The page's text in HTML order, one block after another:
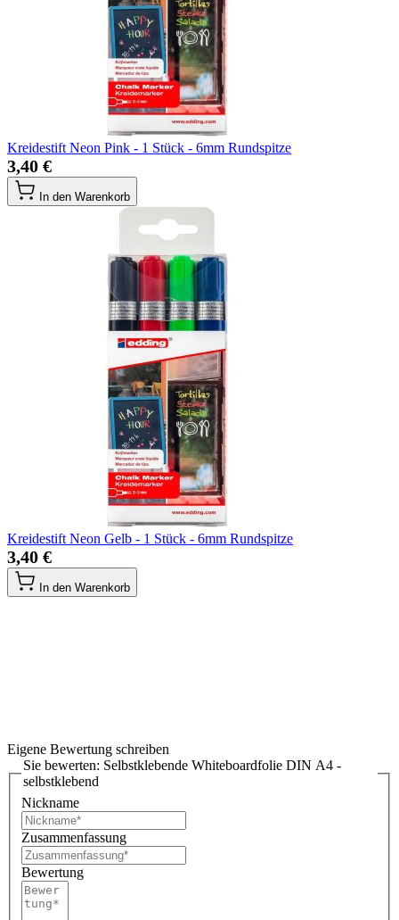
Kreidestift Neon Pink - 1 Stück - 6mm Rundspitze
3,40 €
In den Warenkorb
Kreidestift Neon Gelb - 1 Stück - 6mm Rundspitze
3,40 €
In den Warenkorb
Eigene Bewertung schreiben
Sie bewerten: Selbstklebende Whiteboardfolie DIN A4 -
selbstklebend
Nickname
Zusammenfassung
Bewertung